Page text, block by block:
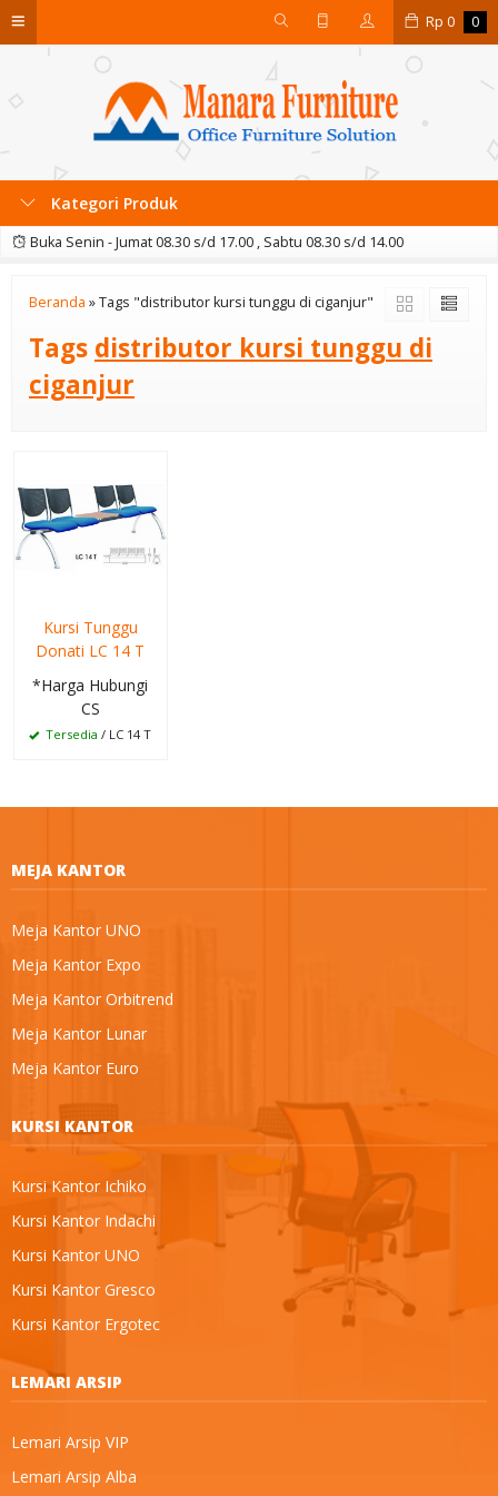
Rp 0 0
Kategori Produk
Buka Senin - Jumat 08.30 s/d 17.00 , Sabtu 08.30 s/d 14.00
Beranda »Tags "distributor kursi tunggu di ciganjur"
Tags distributor kursi tunggu di
ciganjur
Kursi Tunggu
Donati LC 14 T
*Harga Hubungi
CS
Tersedia / LC 14 T
MEJA KANTOR
Meja Kantor UNO
Meja Kantor Expo
Meja Kantor Orbitrend
Meja Kantor Lunar
Meja Kantor Euro
KURSI KANTOR
Kursi Kantor Ichiko
Kursi Kantor Indachi
Kursi Kantor UNO
Kursi Kantor Gresco
Kursi Kantor Ergotec
LEMARI ARSIP
Lemari Arsip VIP
Lemari Arsip Alba